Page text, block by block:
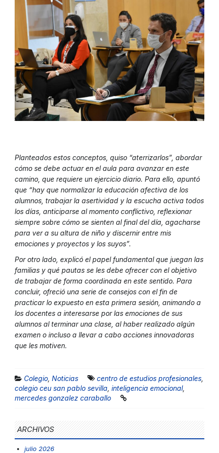
Planteados estos conceptos, quiso “aterrizarlos”, abordar
cómo se debe actuar en el aula para avanzar en este
camino, que requiere un ejercicio diario. Para ello, apuntó
que “hay que normalizar la educación afectiva de los
alumnos, trabajar la asertividad y la escucha activa todos
los días, anticiparse al momento conflictivo, reflexionar
siempre sobre cómo se sienten al final del día, agacharse
para ver a su altura de niño y discernir entre mis
emociones y proyectos y los suyos”.
Por otro lado, explicó el papel fundamental que juegan las
familias y qué pautas se les debe ofrecer con el objetivo
de trabajar de forma coordinada en este sentido. Para
concluir, ofreció una serie de consejos con el fin de
practicar lo expuesto en esta primera sesión, animando a
los docentes a interesarse por las emociones de sus
alumnos al terminar una clase, al haber realizado algún
examen o incluso a llevar a cabo acciones innovadoras
que les motiven.
Colegio Noticias centro de estudios profesionales
colegio ceu san pablo sevilla inteligencia emocional,
mercedes gonzalez caraballo
ARCHIVOS
julio 2026